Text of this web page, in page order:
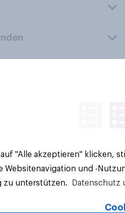
Alle Rechte vorbehalten.
auf "Alle akzeptieren" klicken,
Websitenavigation und -
zu unterstützen.
Datenschutz